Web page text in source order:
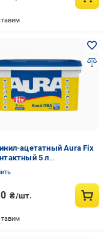
ацетатный Aura Fix
5 л
₴/шт.